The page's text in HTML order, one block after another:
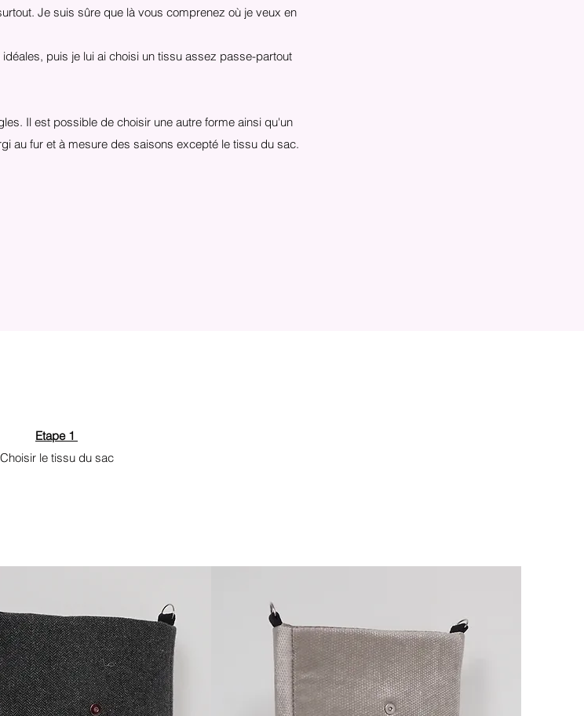
Je suis sûre que là vous comprenez où je veux en
puis je lui ai choisi un tissu assez passe-partout
Il est possible de choisir une autre forme ainsi qu'un
au fur et à mesure des saisons excepté le tissu du sac.
Etape 1
Choisir le tissu du sac